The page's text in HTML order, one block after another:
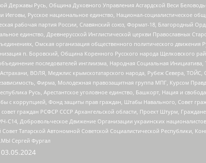
Державы Русь, Община Духовного Управления Асгардской Веси
Русское национальное единство, Национал-социалистическое
рабочая партия России, Славянский союз, Формат-18, Благородный
единство, Древнерусской Инглистической церкви Православных
Омская организация общественного политического движения
п. Боровский, Община Коренного Русского народа Щелковского
последователей инглиизма, Народная Социальная
ВОЛЯ, Меджлис крымскотатарского народа, Рубеж Севера, ТОЙС,
Фирма, Молодежная правозащитная группа МПГ, Курсом
Русь, Арестантское уголовное единство, Башкорт, Нация и
коррупцией, Фонд защиты прав граждан, Штабы Навального, Совет
граждан РСФСР СССР Архангельской области, Проект Штурм,
С14, Добровольческое Движение Организации украинских
Татарской Автономной Советской Социалистической Республики,
Сергей Фургал
03.05.2024